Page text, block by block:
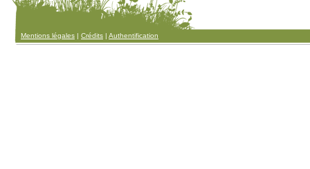
Mentions légales | Crédits | Authentification